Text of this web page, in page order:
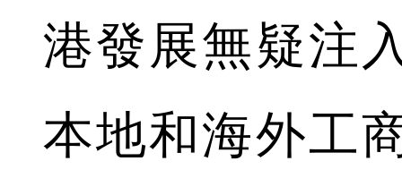
港發展無疑注
本地和海外工